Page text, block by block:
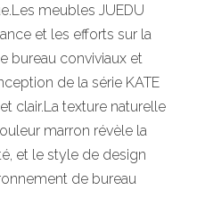
meubles JUEDU
et les efforts sur la
bureau conviviaux et
de la série KATE
clair.La texture naturelle
marron révèle la
et le style de design
de bureau